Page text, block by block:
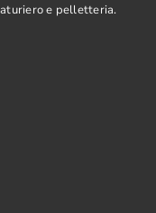
e pelletteria.